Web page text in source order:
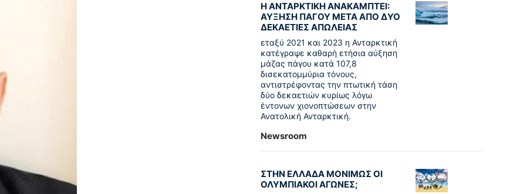
Η ΑΝΤΑΡΚΤΙΚΗ ΑΝΑΚΑΜΠΤΕΙ:
ΑΥΞΗΣΗ ΠΑΓΟΥ ΜΕΤΑ ΑΠΟ ΔΥΟ
ΔΕΚΑΕΤΙΕΣ ΑΠΩΛΕΙΑΣ
εταξύ 2021 και 2023 η Ανταρκτική
κατέγραψε καθαρή ετήσια αύξηση
μάζας πάγου κατά 107,8
δισεκατομμύρια τόνους,
αντιστρέφοντας την πτωτική τάση
δύο δεκαετιών κυρίως λόγω
έντονων χιονοπτώσεων στην
Ανατολική Ανταρκτική.
Newsroom
ΣΤΗΝ ΕΛΛΑΔΑ ΜΟΝΙΜΩΣ ΟΙ
ΟΛΥΜΠΙΑΚΟΙ ΑΓΩΝΕΣ;